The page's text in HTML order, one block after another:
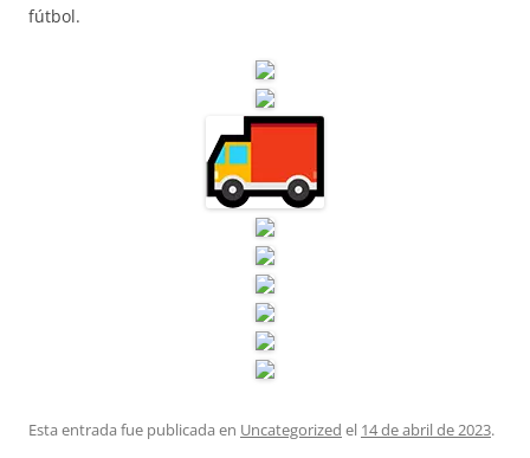
fútbol.
Esta entrada fue publicada en Uncategorized el 14 de abril de 2023.